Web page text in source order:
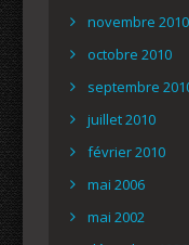
novembre 2010
octobre 2010
septembre
juillet 2010
février 2010
mai 2006
mai 2002